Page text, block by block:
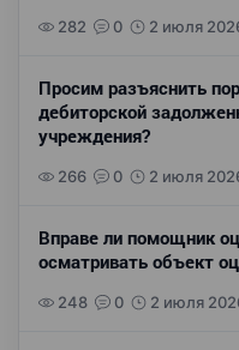
282 0 2 июля
Просим разъяснить
дебиторской
учреждения?
266 0 2 июля
Вправе ли помощник
осматривать объект
248 0 2 июля